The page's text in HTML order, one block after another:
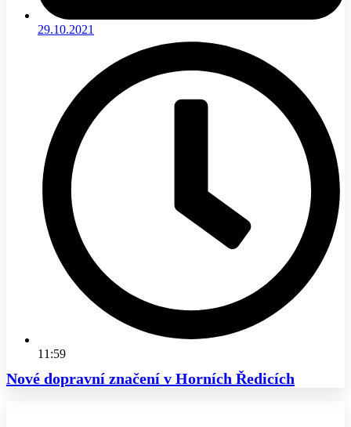
29.10.2021
11:59
Nové dopravní značení v Horních Ředicích